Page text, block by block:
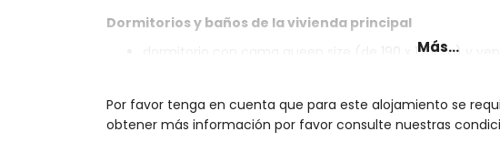
Dormitorios y baños de la vivienda principal
dormitorio con cama queen size (de 190 x 150cm) y
cuarto de baño con lavabo doble, ducha, bidet y váter
Más...
Por favor tenga en cuenta que para este alojamiento se
obtener más información por favor consulte nuestras